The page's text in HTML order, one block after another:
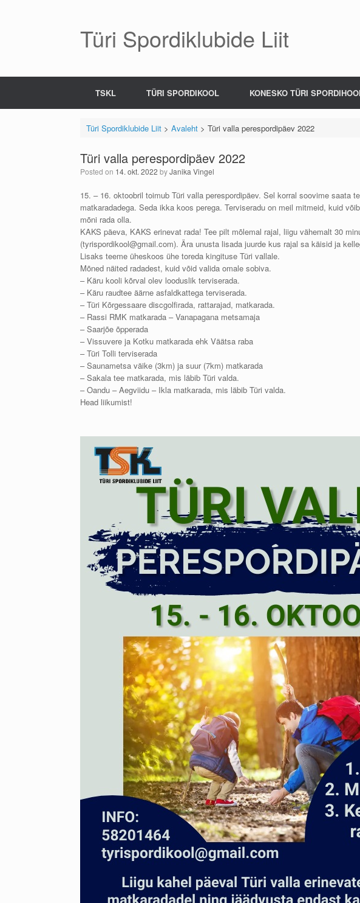
Türi Spordiklubide Liit
TSKL TÜRI SPORDIKOOL KONESKO TÜRI
Türi Spordiklubide Liit> Avaleht> Türi valla perespordipäev 2022
Türi valla perespordipäev 2022
Posted on 14. okt. 2022 byJanika Vingel
15. – 16. oktoobril toimub Türi valla perespordipäev. Sel korral soovime saata
matkaradadega. Seda ikka koos perega. Terviseradu on meil mitmeid, kuid
mõni rada olla.
KAKS päeva, KAKS erinevat rada! Tee pilt mõlemal rajal, liigu vähemalt 30
(tyrispordikool@gmail.com). Ära unusta lisada juurde kus rajal sa käisid ja
Lisaks teeme üheskoos ühe toreda kingituse Türi vallale.
Mõned näited radadest, kuid võid valida omale sobiva.
– Käru kooli kõrval olev looduslik terviserada.
– Käru raudtee äärne asfaldkattega terviserada.
– Türi Kõrgessaare discgolfirada, rattarajad, matkarada.
– Rassi RMK matkarada – Vanapagana metsamaja
– Saarjõe õpperada
– Vissuvere ja Kotku matkarada ehk Väätsa raba
– Türi Tolli terviserada
– Saunametsa väike (3km) ja suur (7km) matkarada
– Sakala tee matkarada, mis läbib Türi valda.
– Oandu – Aegviidu – Ikla matkarada, mis läbib Türi valda.
Head liikumist!